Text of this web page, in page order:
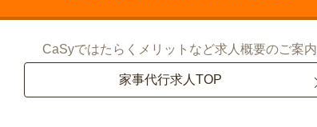
CaSyではたらくメリットなど求人概要のご案内
家事代行求人TOP